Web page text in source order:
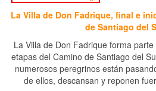
La Villa de Don Fadrique, final e
de Santiago del
La Villa de Don Fadrique forma
etapas del Camino de Santiago del
numerosos peregrinos están
de ellos, descansan y reponen